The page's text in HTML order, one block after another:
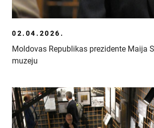
02.04.2026.
Moldovas Republikas prezidente Maija
muzeju